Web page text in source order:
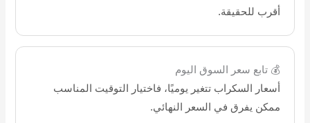
أقرب للحقيقة.
💰 تابع سعر السوق اليوم
أسعار السكراب تتغير يوميًا، فاختيار التوقيت المناسب
ممكن يفرق في السعر النهائي.